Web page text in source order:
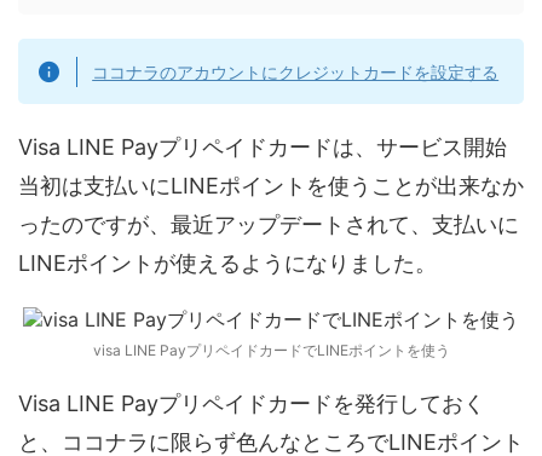
ココナラのアカウントにクレジットカードを設定する
Visa LINE Payプリペイドカードは、サービス開始
当初は支払いにLINEポイントを使うことが出来なか
ったのですが、最近アップデートされて、支払いに
LINEポイントが使えるようになりました。
visa LINE PayプリペイドカードでLINEポイントを使う
Visa LINE Payプリペイドカードを発行しておく
と、ココナラに限らず色んなところでLINEポイント